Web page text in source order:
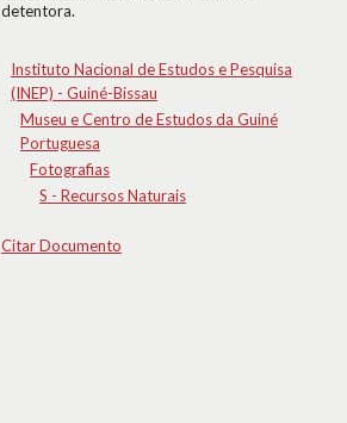
detentora.
Instituto Nacional de Estudos e Pesquisa
(INEP) - Guiné-Bissau
Museu e Centro de Estudos da Guiné
Portuguesa
Fotografias
S - Recursos Naturais
Citar Documento